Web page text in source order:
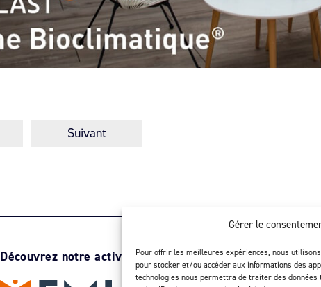
Gérer le
Pour offrir les meilleures expériences, nous
pour stocker et/ou accéder aux informations des
technologies nous permettra de traiter des
Suivant
Découvrez notre activité d’injection